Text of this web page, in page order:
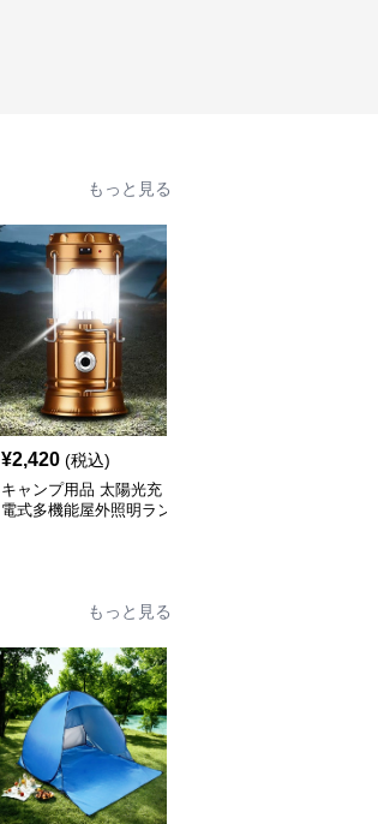
もっと見る
¥2,420 (税込)
キャンプ用品 太陽光充
電式多機能屋外照明ラン
もっと見る